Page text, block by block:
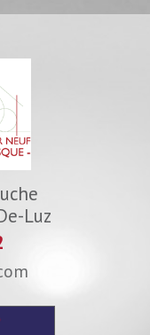
Luz